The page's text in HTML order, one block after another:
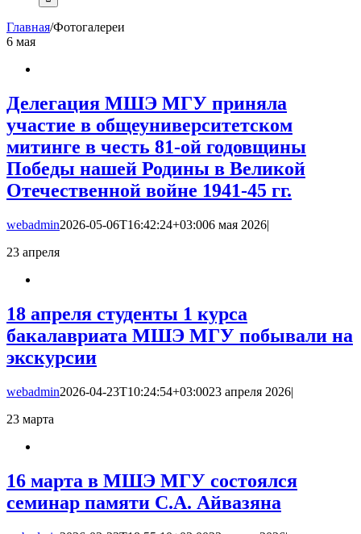
Главная/Фотогалереи
6 мая
Делегация МШЭ МГУ приняла
участие в общеуниверситетском
митинге в честь 81-ой годовщины
Победы нашей Родины в Великой
Отечественной войне 1941-45 гг.
webadmin2026-05-06T16:42:24+03:006 мая 2026|
23 апреля
18 апреля студенты 1 курса
бакалавриата МШЭ МГУ побывали на
экскурсии
webadmin2026-04-23T10:24:54+03:0023 апреля 2026|
23 марта
16 марта в МШЭ МГУ состоялся
семинар памяти С.А. Айвазяна